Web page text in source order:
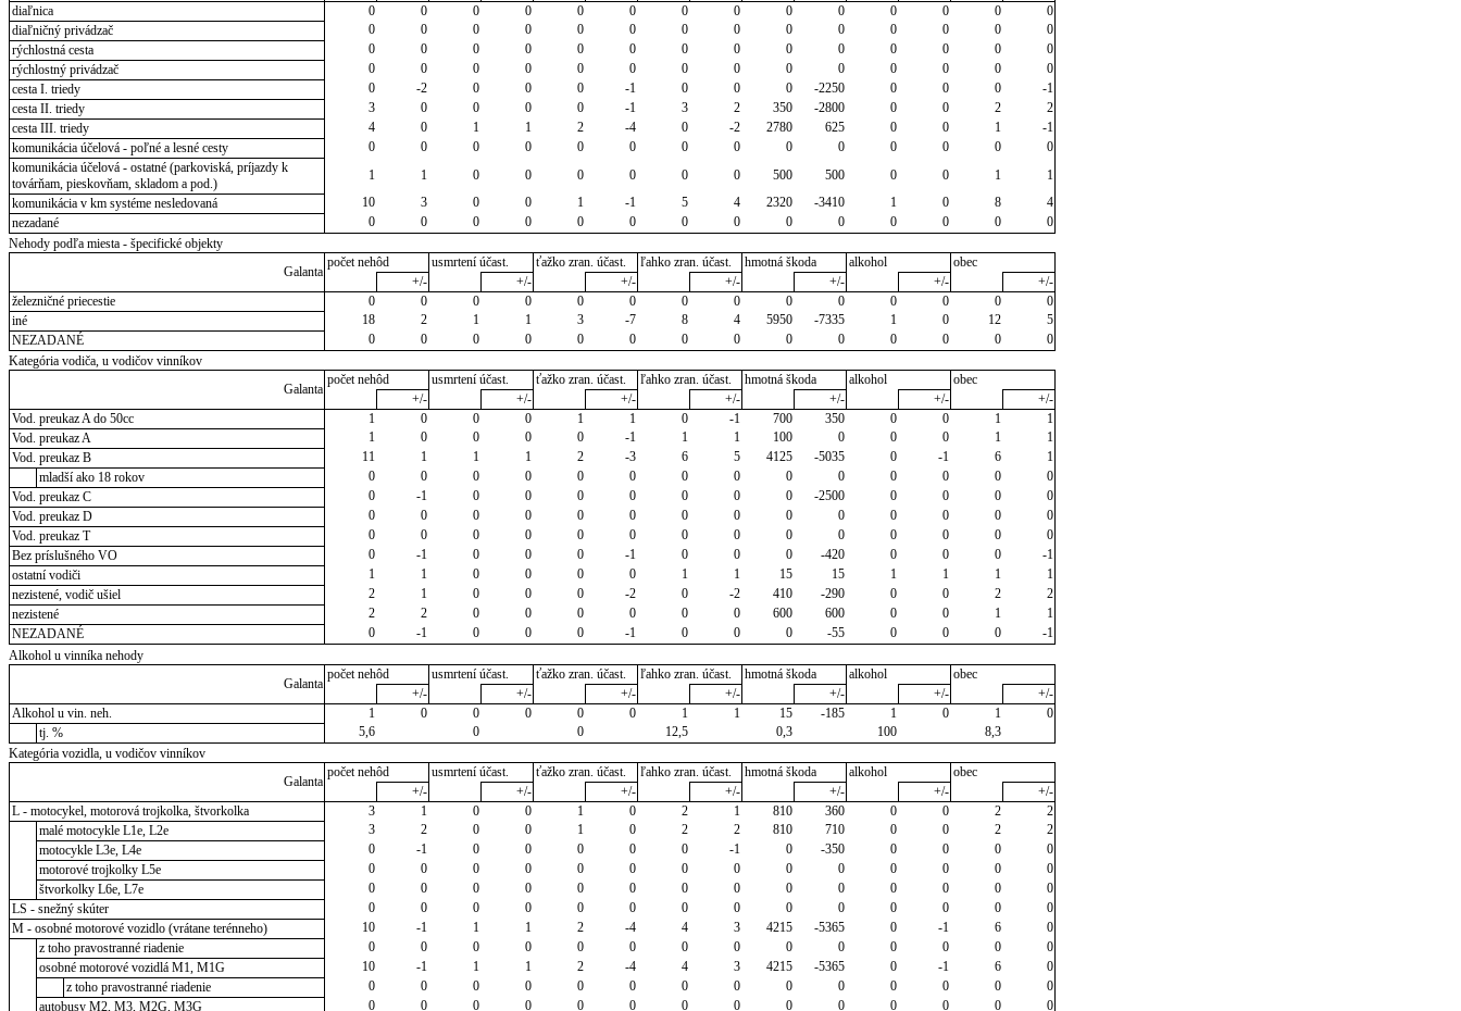
diaľnica
0 0 0 0 0 0 0 0 0 0 0 0 0
0
diaľničný privádzač
0 0 0 0 0 0 0 0 0 0 0 0 0
0
rýchlostná cesta
0 0 0 0 0 0 0 0 0 0 0 0 0
0
rýchlostný privádzač
0 0 0 0 0 0 0 0 0 0 0 0 0
0
cesta I. triedy
0 -2 0 0 0 -1 0 0 0 -2250 0 0 0
-1
cesta II. triedy
3 0 0 0 0 -1 3 2 350 -2800 0 0 2
2
cesta III. triedy
4 0 1 1 2 -4 0 -2 2780 625 0 0 1
-1
komunikácia účelová - poľné a lesné cesty
0 0 0 0 0 0 0 0 0 0 0 0 0
0
komunikácia účelová - ostatné (parkoviská, príjazdy k
továrňam, pieskovňam, skladom a pod.)
1 1 0 0 0 0 0 0 500 500 0 0 1
1
komunikácia v km systéme nesledovaná
10 3 0 0 1 -1 5 4 2320 -3410 1 0 8
4
nezadané
0 0 0 0 0 0 0 0 0 0 0 0 0
0
Nehody podľa miesta - špecifické objekty
Galanta
počet nehôd usmrtení účast. ťažko zran. účast. ľahko zran. účast. hmotná škoda alkohol
obec
+/-
+/- +/- +/- +/- +/-
+/-
železničné priecestie
0 0 0 0 0 0 0 0 0 0 0 0 0
0
iné
18 2 1 1 3 -7 8 4 5950 -7335 1 0 12
5
NEZADANÉ
0 0 0 0 0 0 0 0 0 0 0 0 0
0
Kategória vodiča, u vodičov vinníkov
Galanta
počet nehôd usmrtení účast. ťažko zran. účast. ľahko zran. účast. hmotná škoda alkohol
obec
+/-
+/- +/- +/- +/- +/-
+/-
Vod. preukaz A do 50cc
1 0 0 0 1 1 0 -1 700 350 0 0 1
1
Vod. preukaz A
1 0 0 0 0 -1 1 1 100 0 0 0 1
1
Vod. preukaz B
11 1 1 1 2 -3 6 5 4125 -5035 0 -1 6
1
mladší ako 18 rokov
0 0 0 0 0 0 0 0 0 0 0 0 0
0
Vod. preukaz C
0 -1 0 0 0 0 0 0 0 -2500 0 0 0
0
Vod. preukaz D
0 0 0 0 0 0 0 0 0 0 0 0 0
0
Vod. preukaz T
0 0 0 0 0 0 0 0 0 0 0 0 0
0
Bez príslušného VO
0 -1 0 0 0 -1 0 0 0 -420 0 0 0
-1
ostatní vodiči
1 1 0 0 0 0 1 1 15 15 1 1 1
1
nezistené, vodič ušiel
2 1 0 0 0 -2 0 -2 410 -290 0 0 2
2
nezistené
2 2 0 0 0 0 0 0 600 600 0 0 1
1
NEZADANÉ
0 -1 0 0 0 -1 0 0 0 -55 0 0 0
-1
Alkohol u vinníka nehody
Galanta
počet nehôd usmrtení účast. ťažko zran. účast. ľahko zran. účast. hmotná škoda alkohol
obec
+/-
+/- +/- +/- +/- +/-
+/-
Alkohol u vin. neh.
1 0 0 0 0 0 1 1 15 -185 1 0 1
0
tj. %
5,6 0 0 12,5 0,3 100
8,3
Kategória vozidla, u vodičov vinníkov
Galanta
počet nehôd usmrtení účast. ťažko zran. účast. ľahko zran. účast. hmotná škoda alkohol
obec
+/-
+/- +/- +/- +/- +/-
+/-
L - motocykel, motorová trojkolka, štvorkolka
3 1 0 0 1 0 2 1 810 360 0 0 2
2
malé motocykle L1e, L2e
3 2 0 0 1 0 2 2 810 710 0 0 2
2
motocykle L3e, L4e
0 -1 0 0 0 0 0 -1 0 -350 0 0 0
0
motorové trojkolky L5e
0 0 0 0 0 0 0 0 0 0 0 0 0
0
štvorkolky L6e, L7e
0 0 0 0 0 0 0 0 0 0 0 0 0
0
LS - snežný skúter
0 0 0 0 0 0 0 0 0 0 0 0 0
0
M - osobné motorové vozidlo (vrátane terénneho)
10 -1 1 1 2 -4 4 3 4215 -5365 0 -1 6
0
z toho pravostranné riadenie
0 0 0 0 0 0 0 0 0 0 0 0 0
0
osobné motorové vozidlá M1, M1G
10 -1 1 1 2 -4 4 3 4215 -5365 0 -1 6
0
z toho pravostranné riadenie
0 0 0 0 0 0 0 0 0 0 0 0 0
0
autobusy M2, M3, M2G, M3G
0 0 0 0 0 0 0 0 0 0 0 0 0
0